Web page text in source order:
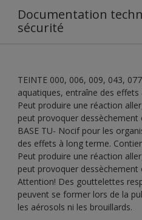
Documentation
sécurité
TEINTE 000, 006, 009, 043,
aquatiques, entraîne des
Peut produire une réaction
peut provoquer dessèchement
BASE TU- Nocif pour les
des effets à long terme.
Peut produire une réaction
peut provoquer dessèchement
Attention! Des gouttelettes
peuvent se former lors de la
les aérosols ni les brouillards.